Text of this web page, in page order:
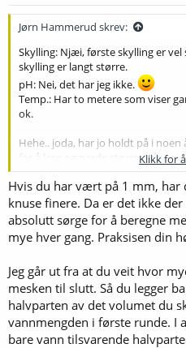
Jørn Hammerud skrev:
Skylling: Njæi, første skylling er
skylling er langt større.
pH: Nei, det har jeg ikke.
Temp.: Har to metere som viser
ok.
Hehe.. joda, har jo holdt på i
for å lese og nerde større. Håper
Da prøver jeg på finere knusegrad
nå. Takk igjen for innspill, folkens!
Klikk for
Hvis du har vært på 1 mm, har
knuse finere. Da er det ikke
absolutt sørge for å beregne
mye hver gang. Praksisen din
Jeg går ut fra at du veit hvor
mesken til slutt. Så du legger
halvparten av det volumet du
vannmengden i første runde. I
bare vann tilsvarende